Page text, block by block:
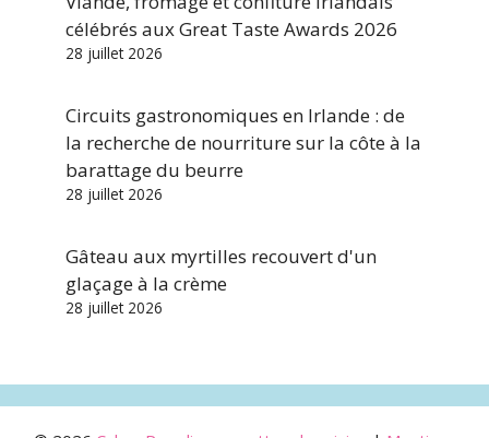
célébrés aux Great Taste Awards 2026
28 juillet 2026
Circuits gastronomiques en Irlande : de
la recherche de nourriture sur la côte à la
barattage du beurre
28 juillet 2026
Gâteau aux myrtilles recouvert d'un
glaçage à la crème
28 juillet 2026